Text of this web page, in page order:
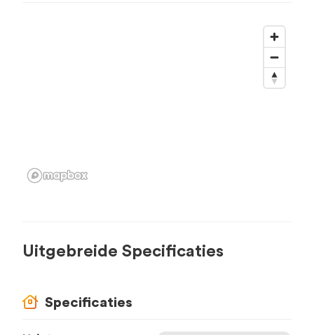
Uitgebreide Specificaties
Specificaties